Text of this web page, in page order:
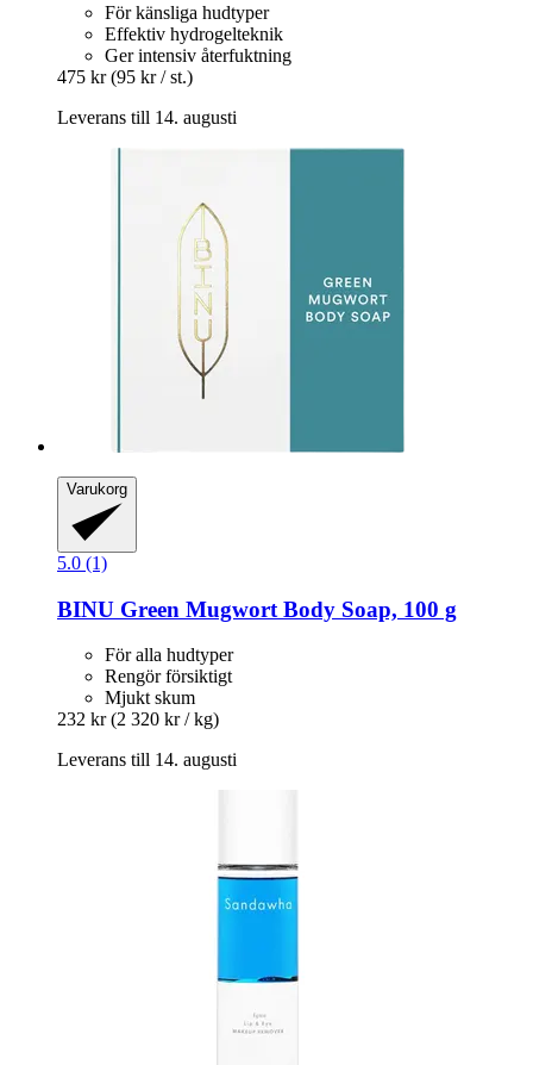
För känsliga hudtyper
Effektiv hydrogelteknik
Ger intensiv återfuktning
475 kr (95 kr / st.)
Leverans till 14. augusti
Varukorg
5.0 (1)
BINU Green Mugwort Body Soap, 100 g
För alla hudtyper
Rengör försiktigt
Mjukt skum
232 kr (2 320 kr / kg)
Leverans till 14. augusti